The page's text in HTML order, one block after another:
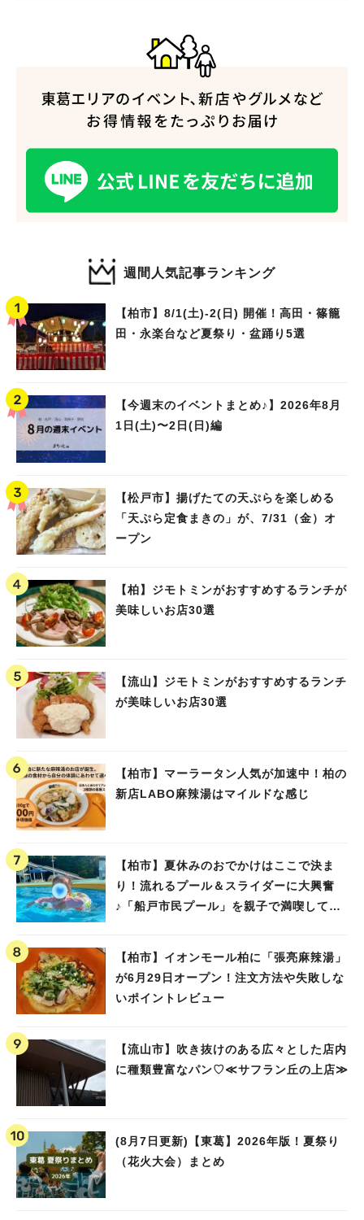
週間人気記事ランキング
【柏市】8/1(土)‐2(日) 開催！高田・篠籠
田・永楽台など夏祭り・盆踊り5選
【今週末のイベントまとめ♪】2026年8月
1日(土)〜2日(日)編
【松戸市】揚げたての天ぷらを楽しめる
「天ぷら定食まきの」が、7/31（金）オ
ープン
【柏】ジモトミンがおすすめするランチが
美味しいお店30選
【流山】ジモトミンがおすすめするランチ
が美味しいお店30選
【柏市】マーラータン人気が加速中！柏の
新店LABO麻辣湯はマイルドな感じ
【柏市】夏休みのおでかけはここで決ま
り！流れるプール＆スライダーに大興奮
♪「船戸市民プール」を親子で満喫してき
【柏市】イオンモール柏に「張亮麻辣湯」
が6月29日オープン！注文方法や失敗しな
いポイントレビュー
【流山市】吹き抜けのある広々とした店内
に種類豊富なパン♡≪サフラン丘の上店≫
(8月7日更新)【東葛】2026年版！夏祭り
（花火大会）まとめ
#ラーメン#ショッピング #カフェ
#イベント#公園 #教えたい／教えて投稿記事
#教えたい/こんなの見つけた